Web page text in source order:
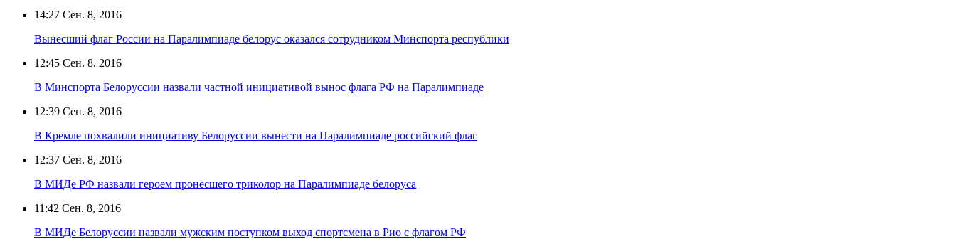
14:27 Сен. 8, 2016
Вынесший флаг России на Паралимпиаде белорус оказался сотрудником Минспорта республики
12:45 Сен. 8, 2016
В Минспорта Белоруссии назвали частной инициативой вынос флага РФ на Паралимпиаде
12:39 Сен. 8, 2016
В Кремле похвалили инициативу Белоруссии вынести на Паралимпиаде российский флаг
12:37 Сен. 8, 2016
В МИДе РФ назвали героем пронёсшего триколор на Паралимпиаде белоруса
11:42 Сен. 8, 2016
В МИДе Белоруссии назвали мужским поступком выход спортсмена в Рио с флагом РФ